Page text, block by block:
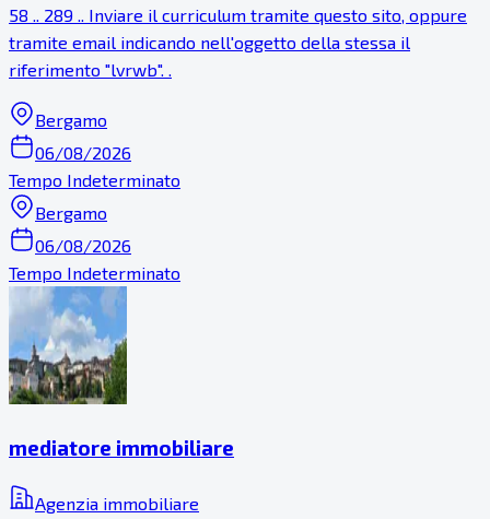
58 .. 289 .. Inviare il curriculum tramite questo sito, oppure
tramite email indicando nell'oggetto della stessa il
riferimento "lvrwb". .
Bergamo
06/08/2026
Tempo Indeterminato
Bergamo
06/08/2026
Tempo Indeterminato
mediatore immobiliare
Agenzia immobiliare